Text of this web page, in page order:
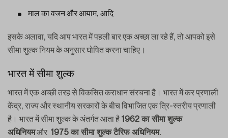
माल का वजन और आयाम, आदि
इसके अलावा, यदि आप भारत में पहली बार एक अच्छा ला रहे हैं, तो आपको इसे
सीमा शुल्क नियम के अनुसार घोषित करना चाहिए।
भारत में सीमा शुल्क
भारत में एक अच्छी तरह से विकसित कराधान संरचना है। भारत में कर प्रणाली
केंद्र, राज्य और स्थानीय सरकारों के बीच विभाजित एक त्रि-स्तरीय प्रणाली
है। भारत में सीमा शुल्क के अंतर्गत आता है 1962 का सीमा शुल्क
अधिनियमऔर 1975 का सीमा शुल्क टैरिफ अधिनियम.